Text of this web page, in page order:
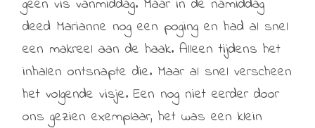
geen vis vanmiddag. Maar in de namiddag
deed Marianne nog een poging en had al snel
een makreel aan de haak. Alleen tijdens het
inhalen ontsnapte die. Maar al snel verscheen
het volgende visje. Een nog niet eerder door
ons gezien exemplaar, het was een klein